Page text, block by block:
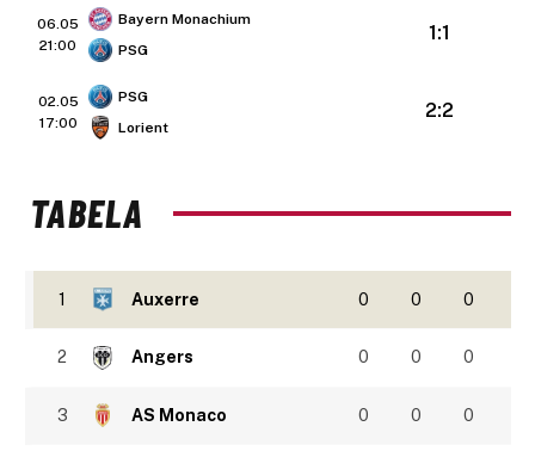
06.05
21:00
Bayern Monachium
PSG
1:1
02.05
17:00
PSG
Lorient
2:2
TABELA
1 Auxerre 0 0 0
2 Angers 0 0 0
3 AS Monaco 0 0 0